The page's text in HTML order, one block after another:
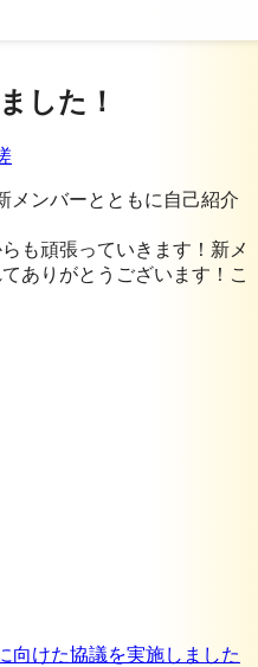
した！
メンバーとともに自己紹介
も頑張っていきます！新メ
ありがとうございます！こ
向けた協議を実施しました